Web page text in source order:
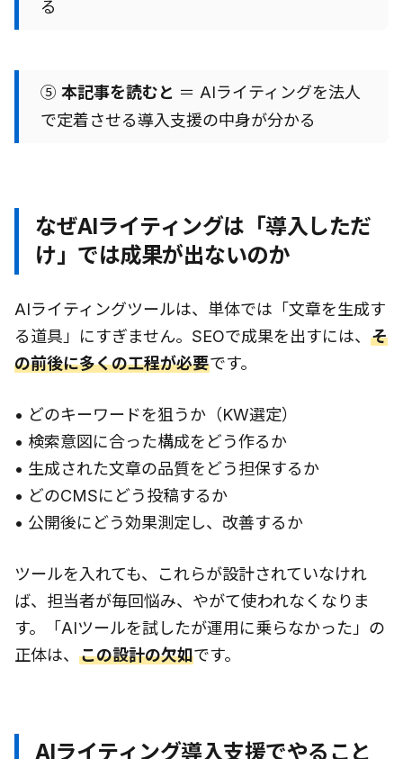
る
⑤ 本記事を読むと ＝ AIライティングを法人
で定着させる導入支援の中身が分かる
なぜAIライティングは「導入しただ
け」では成果が出ないのか
AIライティングツールは、単体では「文章を生成す
る道具」にすぎません。SEOで成果を出すには、 そ
の前後に多くの工程が必要です。
• どのキーワードを狙うか（KW選定）
• 検索意図に合った構成をどう作るか
• 生成された文章の品質をどう担保するか
• どのCMSにどう投稿するか
• 公開後にどう効果測定し、改善するか
ツールを入れても、これらが設計されていなけれ
ば、担当者が毎回悩み、やがて使われなくなりま
す。「AIツールを試したが運用に乗らなかった」の
正体は、 この設計の欠如です。
AIライティング導入支援でやること